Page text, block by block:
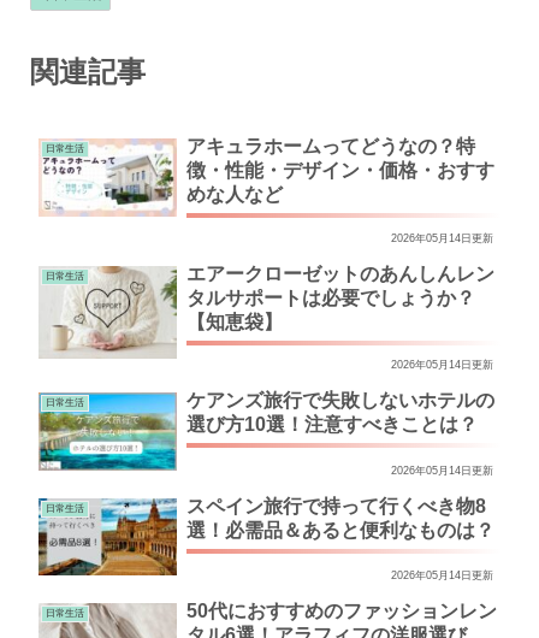
関連記事
日常生活
アキュラホームってどうなの？特
徴・性能・デザイン・価格・おすす
めな人など
2026年05月14日更新
日常生活
エアークローゼットのあんしんレン
タルサポートは必要でしょうか？
【知恵袋】
2026年05月14日更新
日常生活
ケアンズ旅行で失敗しないホテルの
選び方10選！注意すべきことは？
2026年05月14日更新
日常生活
スペイン旅行で持って行くべき物8
選！必需品＆あると便利なものは？
2026年05月14日更新
日常生活
50代におすすめのファッションレン